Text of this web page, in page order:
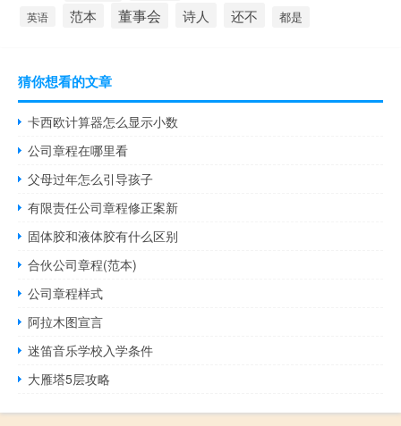
英语 范本 董事会 诗人 还不 都是
猜你想看的文章
卡西欧计算器怎么显示小数
公司章程在哪里看
父母过年怎么引导孩子
有限责任公司章程修正案新
固体胶和液体胶有什么区别
合伙公司章程(范本)
公司章程样式
阿拉木图宣言
迷笛音乐学校入学条件
大雁塔5层攻略